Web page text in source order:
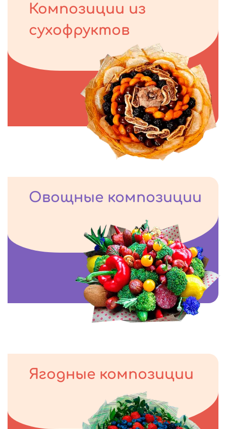
Композиции из
сухофруктов
Овощные композиции
Ягодные композиции